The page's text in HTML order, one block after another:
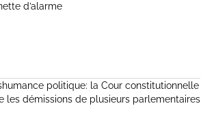
d’alarme
politique: la Cour constitutionnelle
les démissions de plusieurs parlementaires